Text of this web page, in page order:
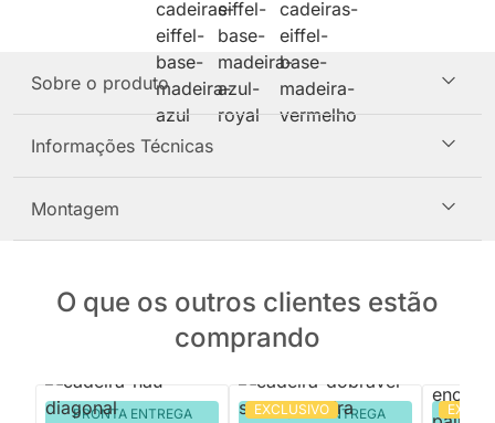
Sobre o produto
Informações Técnicas
Montagem
O que os outros clientes estão
comprando
PRONTA ENTREGA EXCLUSIVO
PRONTA ENTREGA